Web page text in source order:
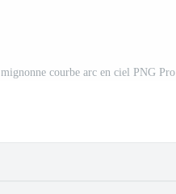
mignonne courbe arc en ciel PNG Pro